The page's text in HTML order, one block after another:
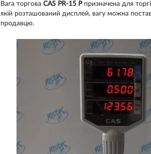
Вага торгова CAS PR-15 Pпризначена для
якій розташований дисплей, вагу можна
продавцю.